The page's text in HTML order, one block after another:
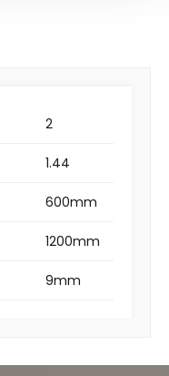
2
1.44
600mm
1200mm
9mm